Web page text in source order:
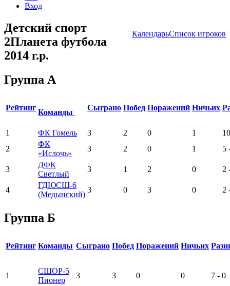
Вход
КалендарьСписок игроков
Детский спорт
2Планета футбола
2014 г.р.
Группа А
Рейтинг
Команды
Сыграно Побед Поражений Ничьих
1 ФК Гомель 3 2 0 1
2
ФК
«Ислочь»
3 2 0 1 5
3
ДФК
Светлый
3 1 2 0 2
4
ГДЮСШ-6
(Медынский)
3 0 3 0 2
Группа Б
Рейтинг Команды Сыграно Побед Поражений Ничьих
1
СШОР-5
Пионер
3 3 0 0 7 - 0